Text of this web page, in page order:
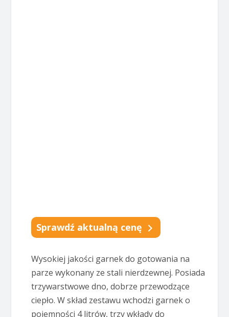
Sprawdź aktualną cenę
Wysokiej jakości garnek do gotowania na
parze wykonany ze stali nierdzewnej. Posiada
trzywarstwowe dno, dobrze przewodzące
ciepło. W skład zestawu wchodzi garnek o
pojemności 4 litrów, trzy wkłady do